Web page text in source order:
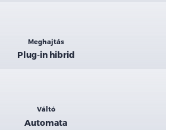
Meghajtás
Plug-in hibrid
Váltó
Automata